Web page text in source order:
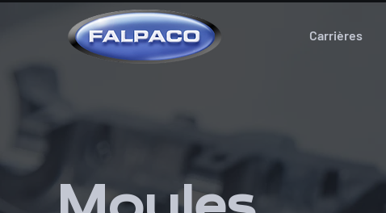
Carrières